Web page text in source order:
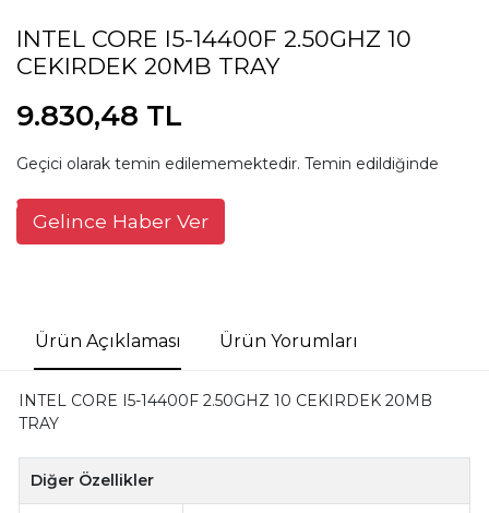
INTEL CORE I5-14400F 2.50GHZ 10
CEKIRDEK 20MB TRAY
9.830,48 TL
Geçici olarak temin edilememektedir. Temin edildiğinde
Gelince Haber Ver
Ürün Açıklaması Ürün Yorumları
INTEL CORE I5-14400F 2.50GHZ 10 CEKIRDEK 20MB
TRAY
Diğer Özellikler